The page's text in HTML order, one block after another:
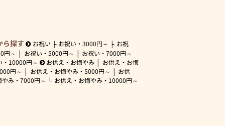
ら探す お祝い お祝い・3000円～
お祝
円～ お祝い・ 5000円～ お祝い・7000円～
10000円～ お供え・お悔やみ
お供え・お悔
円～ お供え・お悔やみ・ 5000円～
お供
み・ 7000円～ お供え・お悔やみ・ 10000円～